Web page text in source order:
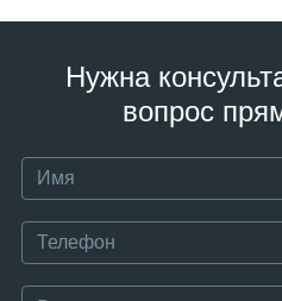
Нужна
вопрос